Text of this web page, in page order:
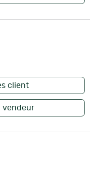
client
vendeur